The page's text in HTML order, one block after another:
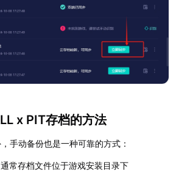
x PIT存档的方法
手动备份也是一种可靠的方式：
通常存档文件位于游戏安装目录下